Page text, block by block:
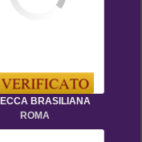
BRASILIANA
ROMA